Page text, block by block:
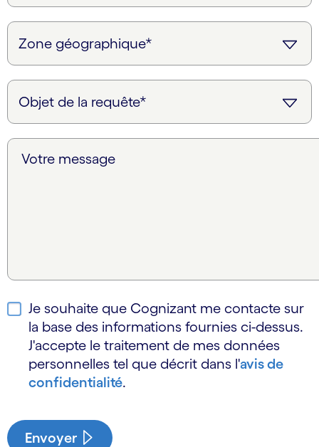
Votre message
Je souhaite que Cognizant me contacte sur
la base des informations fournies ci-dessus.
J'accepte le traitement de mes données
personnelles tel que décrit dans l'avis de
confidentialité.
Envoyer